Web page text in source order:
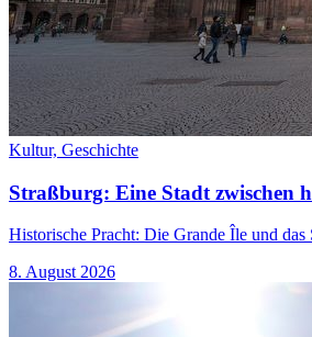
Kultur, Geschichte
Straßburg: Eine Stadt zwischen
Historische Pracht: Die Grande Île und
8. August 2026